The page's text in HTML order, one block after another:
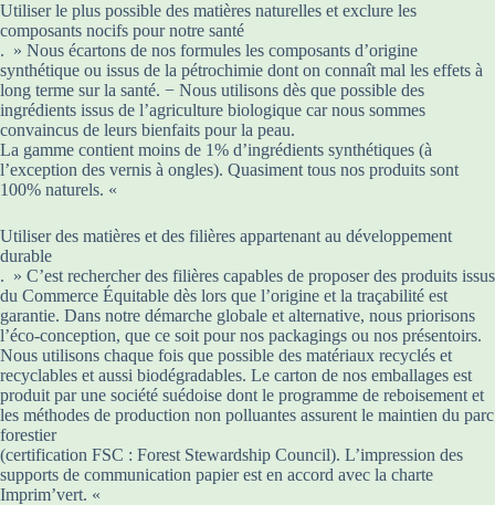
Utiliser le plus possible des matières naturelles et exclure les
composants nocifs pour notre santé
. » Nous écartons de nos formules les composants d’origine
synthétique ou issus de la pétrochimie dont on connaît mal les effets à
long terme sur la santé. − Nous utilisons dès que possible des
ingrédients issus de l’agriculture biologique car nous sommes
convaincus de leurs bienfaits pour la peau.
La gamme contient moins de 1% d’ingrédients synthétiques (à
l’exception des vernis à ongles). Quasiment tous nos produits sont
100% naturels. «
Utiliser des matières et des filières appartenant au développement
durable
. » C’est rechercher des filières capables de proposer des produits issus
du Commerce Équitable dès lors que l’origine et la traçabilité est
garantie. Dans notre démarche globale et alternative, nous priorisons
l’éco-conception, que ce soit pour nos packagings ou nos présentoirs.
Nous utilisons chaque fois que possible des matériaux recyclés et
recyclables et aussi biodégradables. Le carton de nos emballages est
produit par une société suédoise dont le programme de reboisement et
les méthodes de production non polluantes assurent le maintien du parc
forestier
(certification FSC : Forest Stewardship Council). L’impression des
supports de communication papier est en accord avec la charte
Imprim’vert. «